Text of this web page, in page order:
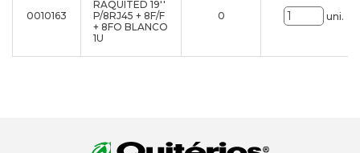
0010163
RAQUITED 19''
P/8RJ45 + 8F/F
+ 8FO BLANCO
1U
0 uni.